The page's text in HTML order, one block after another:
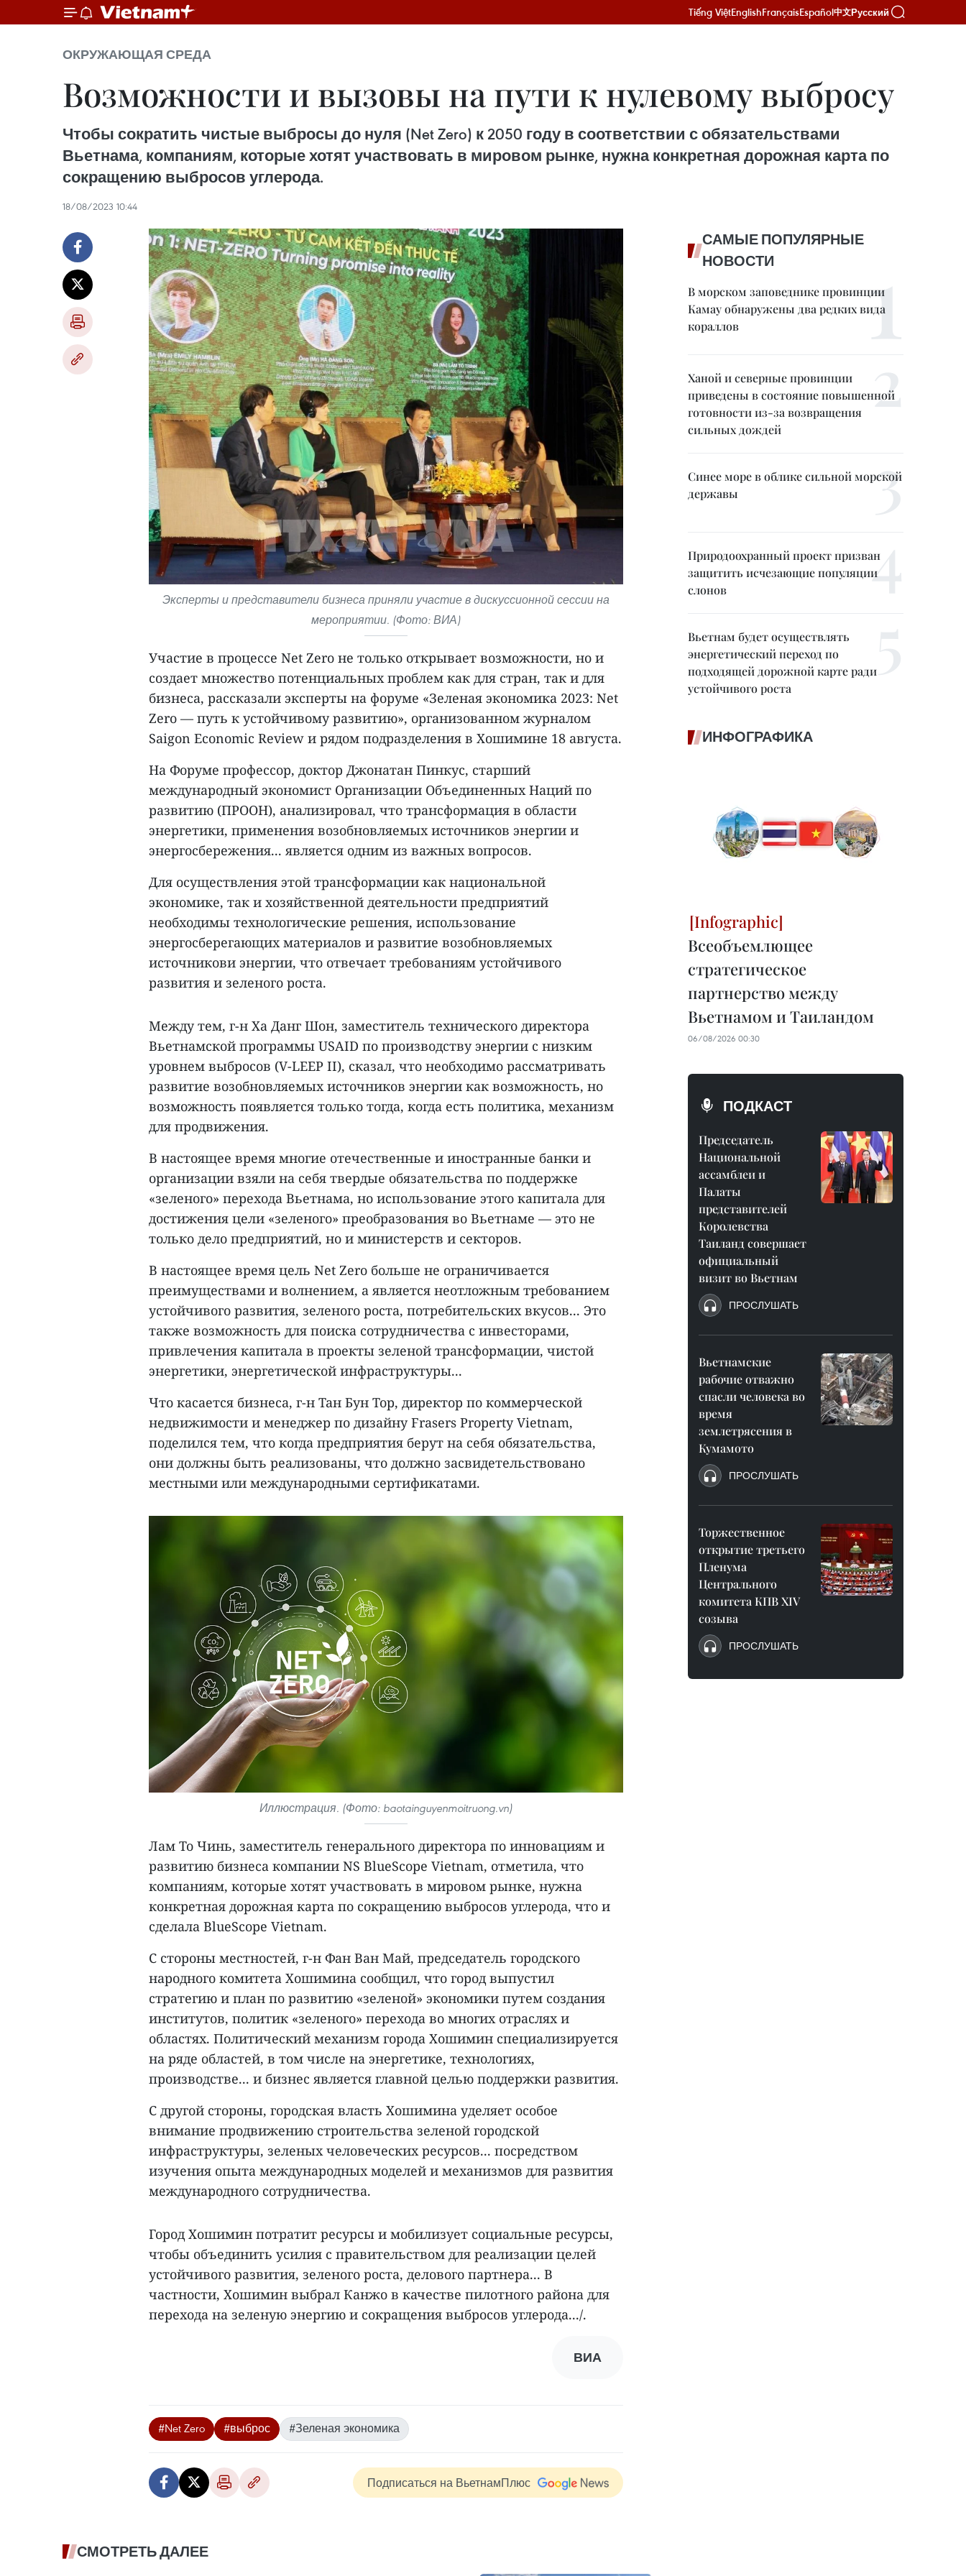
Tiếng ViệtEnglishFrançaisEspañol中文Русский
ОКРУЖАЮЩАЯ СРЕДА
Возможности и вызовы на пути к нулевому выбросу
Чтобы сократить чистые выбросы до нуля (Net Zero) к 2050 году в соответствии с обязательствами
Вьетнама, компаниям, которые хотят участвовать в мировом рынке, нужна конкретная дорожная карта по
сокращению выбросов углерода.
18/08/2023 10:44
Эксперты и представители бизнеса приняли участие в дискуссионной сессии на
мероприятии. (Фото: ВИА)
Участие в процессе Net Zero не только открывает возможности, но и
создает множество потенциальных проблем как для стран, так и для
бизнеса, рассказали эксперты на форуме «Зеленая экономика 2023: Net
Zero — путь к устойчивому развитию», организованном журналом
Saigon Economic Review и рядом подразделения в Хошимине 18 августа.
На Форуме профессор, доктор Джонатан Пинкус, старший
международный экономист Организации Объединенных Наций по
развитию (ПРООН), анализировал, что трансформация в области
энергетики, применения возобновляемых источников энергии и
энергосбережения... является одним из важных вопросов.
Для осуществления этой трансформации как национальной
экономике, так и хозяйственной деятельности предприятий
необходимы технологические решения, использование
энергосберегающих материалов и развитие возобновляемых
источникови энергии, что отвечает требованиям устойчивого
развития и зеленого роста.
Между тем, г-н Ха Данг Шон, заместитель технического директора
Вьетнамской программы USAID по производству энергии с низким
уровнем выбросов (V-LEEP II), сказал, что необходимо рассматривать
развитие возобновляемых источников энергии как возможность, но
возможность появляется только тогда, когда есть политика, механизм
для продвижения.
В настоящее время многие отечественные и иностранные банки и
организации взяли на себя твердые обязательства по поддержке
«зеленого» перехода Вьетнама, но использование этого капитала для
достижения цели «зеленого» преобразования во Вьетнаме — это не
только дело предприятий, но и министерств и секторов.
В настоящее время цель Net Zero больше не ограничивается
преимуществами и волнением, а является неотложным требованием
устойчивого развития, зеленого роста, потребительских вкусов... Это
также возможность для поиска сотрудничества с инвесторами,
привлечения капитала в проекты зеленой трансформации, чистой
энергетики, энергетической инфраструктуры...
Что касается бизнеса, г-н Тан Бун Тор, директор по коммерческой
недвижимости и менеджер по дизайну Frasers Property Vietnam,
поделился тем, что когда предприятия берут на себя обязательства,
они должны быть реализованы, что должно засвидетельствовано
местными или международными сертификатами.
Иллюстрация. (Фото: baotainguyenmoitruong.vn)
Лам То Чинь, заместитель генерального директора по инновациям и
развитию бизнеса компании NS BlueScope Vietnam, отметила, что
компаниям, которые хотят участвовать в мировом рынке, нужна
конкретная дорожная карта по сокращению выбросов углерода, что и
сделала BlueScope Vietnam.
С стороны местностей, г-н Фан Ван Май, председатель городского
народного комитета Хошимина сообщил, что город выпустил
стратегию и план по развитию «зеленой» экономики путем создания
институтов, политик «зеленого» перехода во многих отраслях и
областях. Политический механизм города Хошимин специализируется
на ряде областей, в том числе на энергетике, технологиях,
производстве... и бизнес является главной целью поддержки развития.
С другой стороны, городская власть Хошимина уделяет особое
внимание продвижению строительства зеленой городской
инфраструктуры, зеленых человеческих ресурсов... посредством
изучения опыта международных моделей и механизмов для развития
международного сотрудничества.
Город Хошимин потратит ресурсы и мобилизует социальные ресурсы,
чтобы объединить усилия с правительством для реализации целей
устойчивого развития, зеленого роста, делового партнера... В
частности, Хошимин выбрал Канжо в качестве пилотного района для
перехода на зеленую энергию и сокращения выбросов углерода.../.
ВИА
#Net Zero #выброс #Зеленая экономика
Подписаться на ВьетнамПлюс
СМОТРЕТЬ ДАЛЕЕ
САМЫЕ ПОПУЛЯРНЫЕ
НОВОСТИ
В морском заповеднике провинции
Камау обнаружены два редких вида
кораллов
Ханой и северные провинции
приведены в состояние повышенной
готовности из-за возвращения
сильных дождей
Синее море в облике сильной морской
державы
Природоохранный проект призван
защитить исчезающие популяции
слонов
Вьетнам будет осуществлять
энергетический переход по
подходящей дорожной карте ради
устойчивого роста
ИНФОГРАФИКА
Всеобъемлющее
стратегическое
партнерство между
Вьетнамом и Таиландом
06/08/2026 00:30
ПОДКАСТ
Председатель
Национальной
ассамблеи и
Палаты
представителей
Королевства
Таиланд совершает
официальный
визит во Вьетнам
ПРОСЛУШАТЬ
Вьетнамские
рабочие отважно
спасли человека во
время
землетрясения в
Кумамото
ПРОСЛУШАТЬ
Торжественное
открытие третьего
Пленума
Центрального
комитета КПВ XIV
созыва
ПРОСЛУШАТЬ